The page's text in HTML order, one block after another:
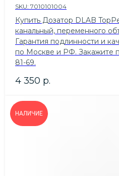
SKU: 7010101004
Купить Дозатор DLAB
канальный, переменного
Гарантия подлинности и
по Москве и РФ. Закажите
81-69.
4 350 р.
НАЛИЧИЕ